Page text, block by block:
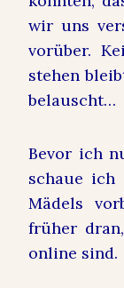
wir uns
vorüber.
stehen
belauscht…
Bevor ich
schaue ich
Mädels
früher
online sind.